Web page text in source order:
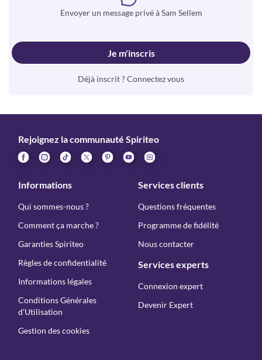
Envoyer un message privé à Sam Sellem
Je m'inscris
Déjà inscrit ? Connectez vous
Rejoignez la communauté Spiriteo
Informations
Qui sommes-nous ?
Comment ça marche ?
Garanties Spiriteo
Règles de confidentialité
Informations légales
Conditions Générales
d'Utilisation
Gestion des cookies
Services clients
Questions fréquentes
Programme de fidélité
Nous contacter
Services experts
Connexion expert
Devenir Expert